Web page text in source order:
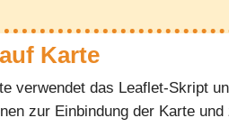
Karte
verwendet das Leaflet-Skript
zur Einbindung der Karte